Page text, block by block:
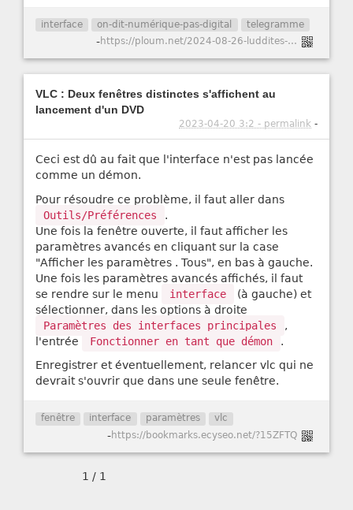
interface on-dit-numérique-pas-digital telegramme
- https://ploum.net/2024-08-26-luddites-technophiles.html
VLC : Deux fenêtres distinctes s'affichent au
lancement d'un DVD
2023-04-20 3:2 - permalink -
Ceci est dû au fait que l'interface n'est pas lancée
comme un démon.
Pour résoudre ce problème, il faut aller dans
Outils/Préférences
.
Une fois la fenêtre ouverte, il faut afficher les
paramètres avancés en cliquant sur la case
"Afficher les paramètres . Tous", en bas à gauche.
Une fois les paramètres avancés affichés, il faut
se rendre sur le menu
interface
(à gauche) et
sélectionner, dans les options à droite
Paramètres des interfaces principales
,
l'entrée
Fonctionner en tant que démon
.
Enregistrer et éventuellement, relancer vlc qui ne
devrait s'ouvrir que dans une seule fenêtre.
fenêtre interface paramètres vlc
-https://bookmarks.ecyseo.net/?15ZFTQ
1 / 1